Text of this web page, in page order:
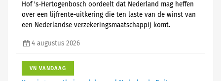
Hof 's-Hertogenbosch oordeelt dat Nederland mag heffen
over een lijfrente-uitkering die ten laste van de winst van
een Nederlandse verzekeringsmaatschappij komt.
4 augustus 2026
VN VANDAAG